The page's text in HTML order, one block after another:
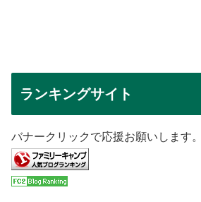
ランキングサイト
バナークリックで応援お願いします。